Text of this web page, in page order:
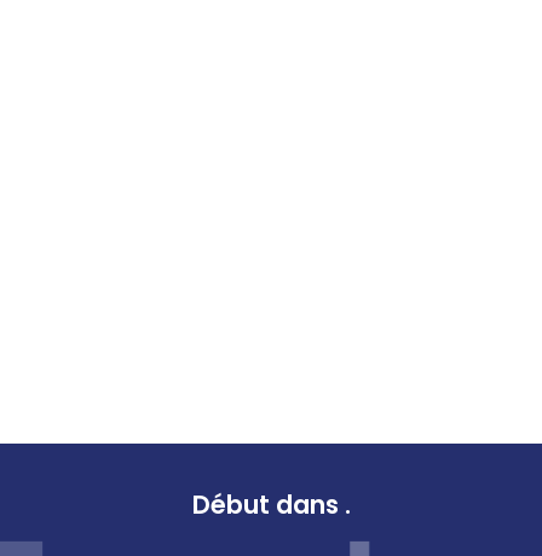
Début dans .